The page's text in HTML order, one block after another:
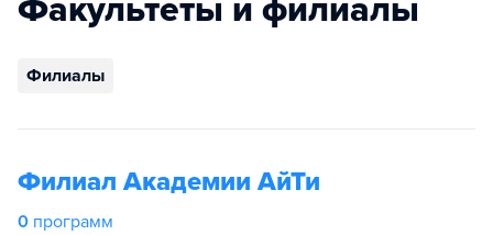
Факультеты и филиалы
Филиалы
Филиал Академии АйТи
0 программ